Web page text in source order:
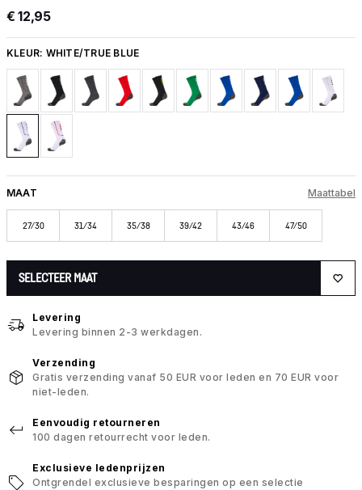
€ 12,95
KLEUR: WHITE/TRUE BLUE
MAAT Maattabel
27/30 31/34 35/38 39/42 43/46 47/50
SELECTEER MAAT
Levering
Levering binnen 2-3 werkdagen.
Verzending
Gratis verzending vanaf 50 EUR voor leden en 70 EUR voor
niet-leden.
Eenvoudig retourneren
100 dagen retourrecht voor leden.
Exclusieve ledenprijzen
Ontgrendel exclusieve besparingen op een selectie